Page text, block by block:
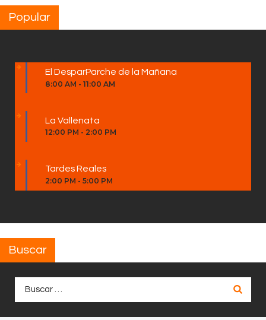
Popular
El DesparParche de la Mañana
8:00 AM - 11:00 AM
La Vallenata
12:00 PM - 2:00 PM
Tardes Reales
2:00 PM - 5:00 PM
Buscar